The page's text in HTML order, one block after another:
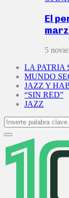
El
5
LA PATRIA
MUNDO
JAZZ Y
“SIN RED”
JAZZ
Search
for:
Primary
Menu